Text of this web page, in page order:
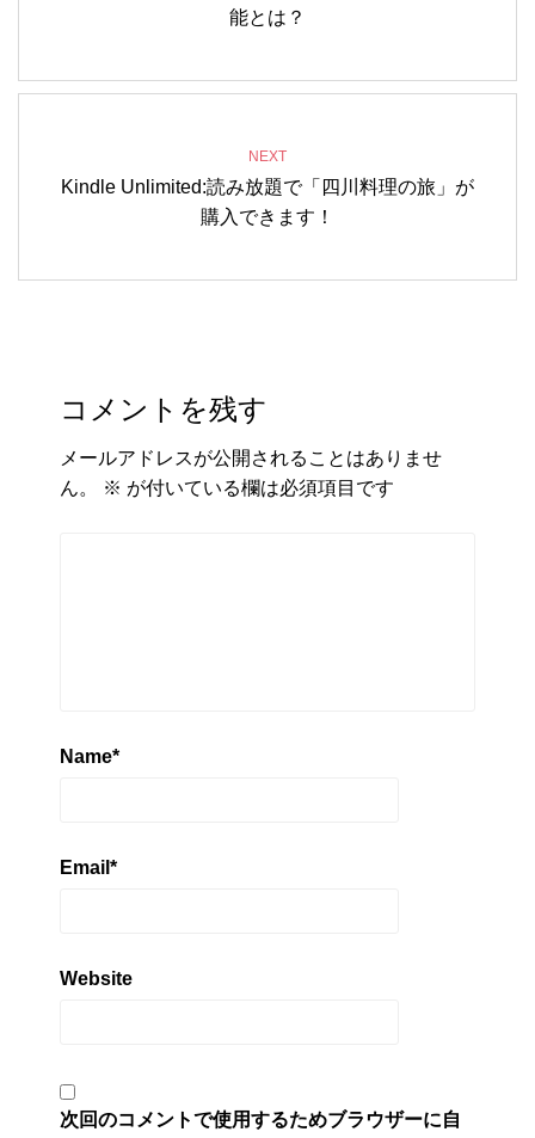
能とは？
NEXT
Kindle Unlimited:読み放題で「四川料理の旅」が
購入できます！
コメントを残す
メールアドレスが公開されることはありませ
ん。
※ が付いている欄は必須項目です
Name*
Email *
Website
次回のコメントで使用するためブラウザーに自